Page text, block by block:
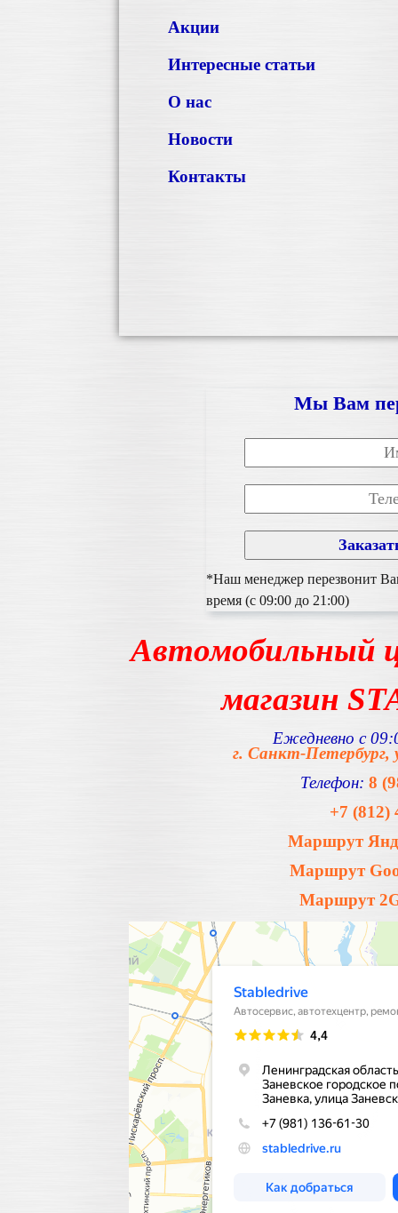
Акции
Интересные статьи
О нас
Новости
Контакты
Мы Вам
*Наш менеджер перезвонит
время (с 09:00 до 21:00)
Автомобильный
магазин
Ежедневно с
г. Санкт-Петербург,
Телефон: 8
+7 (812)
Маршрут
Маршрут
Маршрут